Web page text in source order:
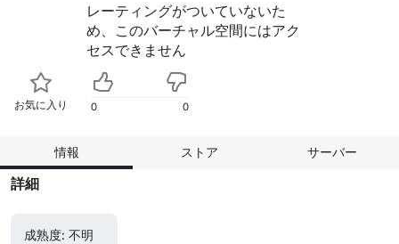
レーティングがついていないた
め、このバーチャル空間にはアク
セスできません
お気に入り 0 0
情報 ストア サーバー
詳細
成熟度: 不明